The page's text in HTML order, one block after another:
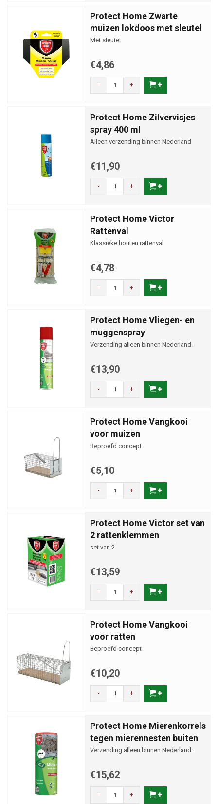
Protect Home Zwarte
muizen lokdoos met sleutel
Met sleutel
€4,86
- +
Protect Home Zilvervisjes
spray 400 ml
Alleen verzending binnen Nederland
€11,90
- +
Protect Home Victor
Rattenval
Klassieke houten rattenval
€4,78
- +
Protect Home Vliegen- en
muggenspray
Verzending alleen binnen Nederland.
€13,90
- +
Protect Home Vangkooi
voor muizen
Beproefd concept
€5,10
- +
Protect Home Victor set van
2 rattenklemmen
set van 2
€13,59
- +
Protect Home Vangkooi
voor ratten
Beproefd concept
€10,20
- +
Protect Home Mierenkorrels
tegen mierennesten buiten
Verzending alleen binnen Nederland.
€15,62
- +